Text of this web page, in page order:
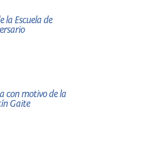
la Escuela de
con motivo de la
Gaite